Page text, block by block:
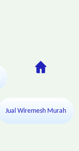
Jual Wiremesh Murah